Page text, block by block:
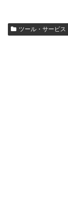
ツール・サービス